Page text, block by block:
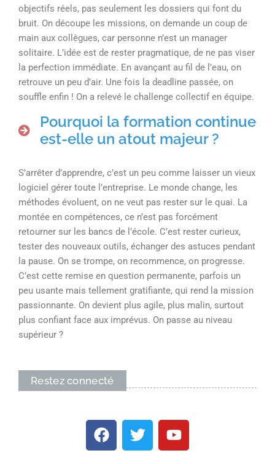
objectifs réels, pas seulement les dossiers qui font du
bruit. On découpe les missions, on demande un coup de
main aux collègues, car personne n’est un manager
solitaire. L’idée est de rester pragmatique, de ne pas viser
la perfection immédiate. En avançant au fil de l’eau, on
retrouve un peu d’air. Une fois la deadline passée, on
souffle enfin ! On a relevé le challenge collectif en équipe.
Pourquoi la formation continue
est-elle un atout majeur ?
S’arrêter d’apprendre, c’est un peu comme laisser un vieux
logiciel gérer toute l’entreprise. Le monde change, les
méthodes évoluent, on ne veut pas rester sur le quai. La
montée en compétences, ce n’est pas forcément
retourner sur les bancs de l’école. C’est rester curieux,
tester des nouveaux outils, échanger des astuces pendant
la pause. On se trompe, on recommence, on progresse.
C’est cette remise en question permanente, parfois un
peu usante mais tellement gratifiante, qui rend la mission
passionnante. On devient plus agile, plus malin, surtout
plus confiant face aux imprévus. On passe au niveau
supérieur ?
Restez connecté